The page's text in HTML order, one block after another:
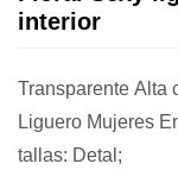
interior
Transparente Alta
Liguero Mujeres
tallas: Detal;